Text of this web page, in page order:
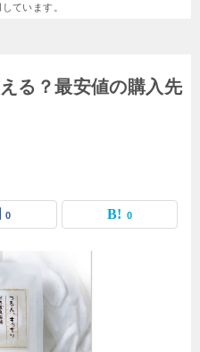
ています。
る？最安値の購入先
0 0